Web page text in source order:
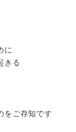
に
きる
をご存知です